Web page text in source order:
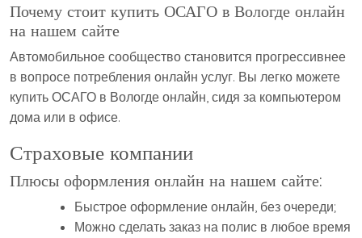
Почему стоит купить ОСАГО в Вологде онлайн
на нашем сайте
Автомобильное сообщество становится прогрессивнее
в вопросе потребления онлайн услуг. Вы легко можете
купить ОСАГО в Вологде онлайн, сидя за компьютером
дома или в офисе.
Страховые компании
Плюсы оформления онлайн на нашем сайте:
Быстрое оформление онлайн, без очереди;
Можно сделать заказ на полис в любое время